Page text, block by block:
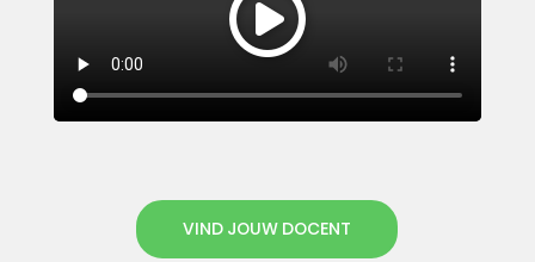
VIND JOUW DOCENT